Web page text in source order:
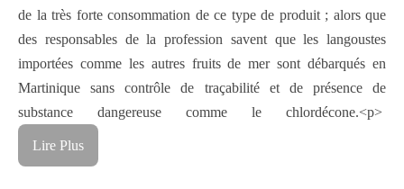
de la très forte consommation de ce type de produit ; alors que
des responsables de la profession savent que les langoustes
importées comme les autres fruits de mer sont débarqués en
Martinique sans contrôle de traçabilité et de présence de
substance dangereuse comme le chlordécone.<p>
Lire Plus